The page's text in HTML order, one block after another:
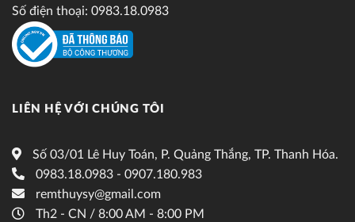
Số điện thoại: 0983.18.0983
LIÊN HỆ VỚI CHÚNG TÔI
Số 03/01 Lê Huy Toán, P. Quảng Thắng, TP. Thanh Hóa.
0983.18.0983 - 0907.180.983
remthuysy@gmail.com
Th2 - CN / 8:00 AM - 8:00 PM